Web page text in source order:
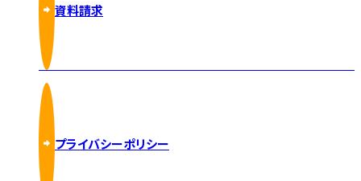
資料請求
プライバシーポリシー